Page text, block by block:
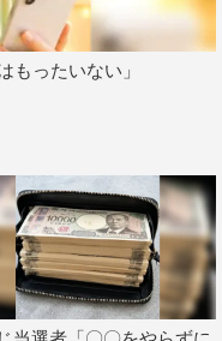
もったいない」